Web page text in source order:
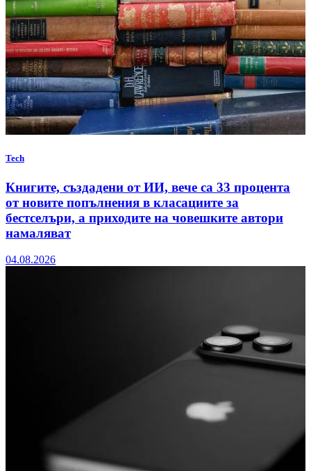
Tech
Книгите, създадени от ИИ, вече са 33 процента
от новите попълнения в класациите за
бестселъри, а приходите на човешките автори
намаляват
04.08.2026